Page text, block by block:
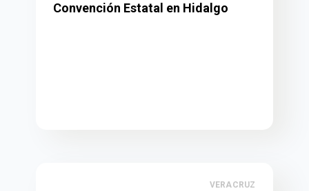
Convención Estatal en Hidalgo
VERACRUZ